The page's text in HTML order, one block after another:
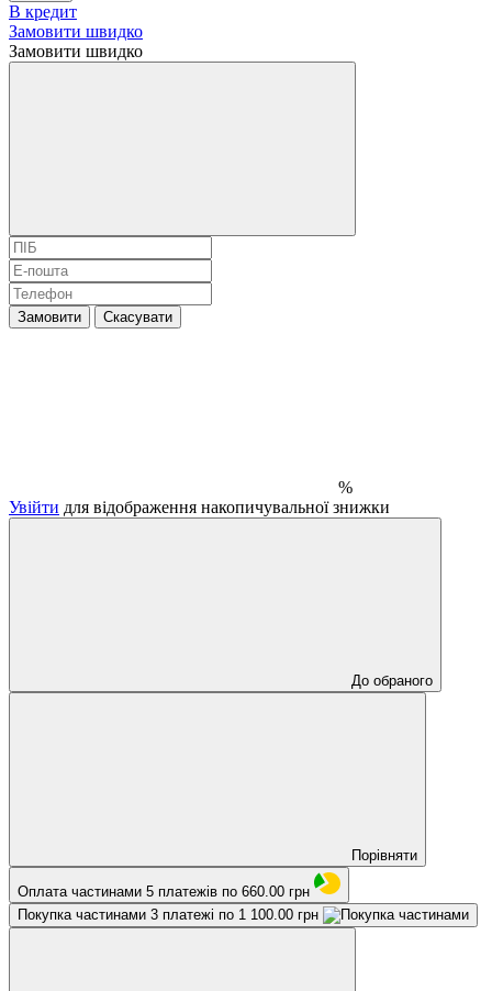
В кредит
Замовити швидко
Замовити швидко
Замовити Скасувати
%
Увійти для відображення накопичувальної знижки
До обраного
Порівняти
Оплата частинами 5 платежів по 660.00 грн
Покупка частинами 3 платежі по 1 100.00 грн